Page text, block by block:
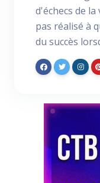
d'échecs de
pas réalisé à
du succès